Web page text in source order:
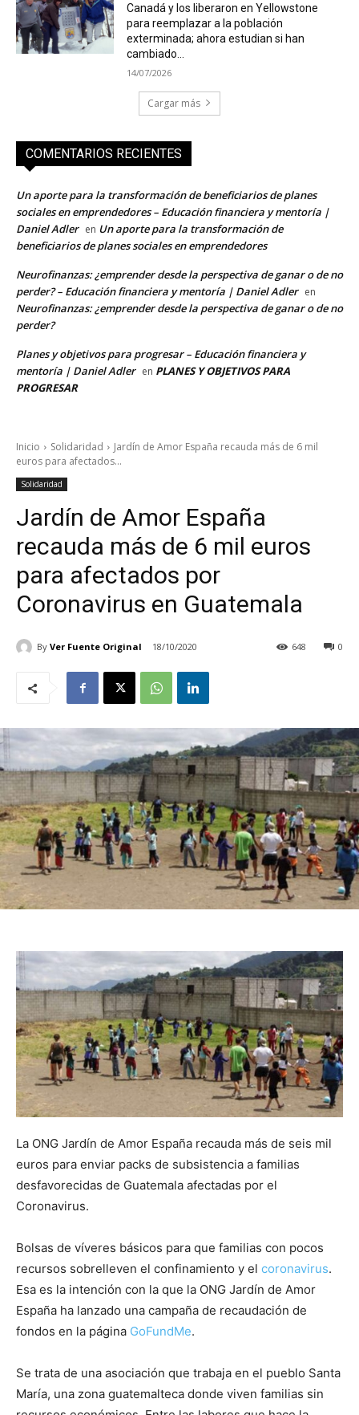
Canadá y los liberaron en Yellowstone
para reemplazar a la población
exterminada; ahora estudian si han
cambiado...
14/07/2026
Cargar más
COMENTARIOS RECIENTES
Un aporte para la transformación de beneficiarios de planes
sociales en emprendedores – Educación financiera y mentoría |
Daniel Adler en Un aporte para la transformación de
beneficiarios de planes sociales en emprendedores
Neurofinanzas: ¿emprender desde la perspectiva de ganar o de no
perder? – Educación financiera y mentoría | Daniel Adler en
Neurofinanzas: ¿emprender desde la perspectiva de ganar o de no
perder?
Planes y objetivos para progresar – Educación financiera y
mentoría | Daniel Adler en PLANES Y OBJETIVOS PARA
PROGRESAR